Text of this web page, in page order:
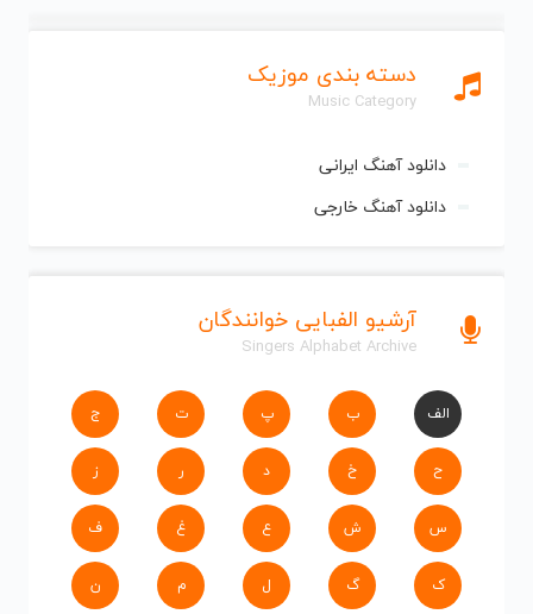
دسته بندی موزیک
Music Category
دانلود آهنگ ایرانی
دانلود آهنگ خارجی
آرشیو الفبایی خوانندگان
Singers Alphabet Archive
الف ب پ ت ج
ح خ د ر ز
س ش ع غ ف
ک گ ل م ن